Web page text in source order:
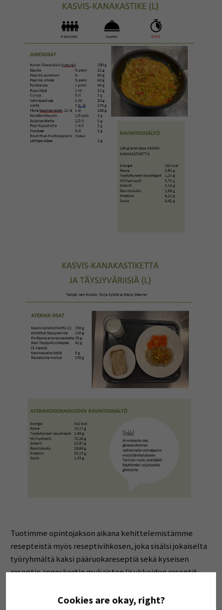
Cookies are okay, right?
Tuotimme opintojakson aikana kehittelemistämme
resepteistä myös reseptivihkosen, joka sisälsi jokaiselta
työryhmältä kaksi pääruokareseptiä sekä kyseisen
reseptin annoskortin mukaisten lisukkeiden reseptit.
Opintojakso oli erittäin mielenkiintoinen ja antoisa.